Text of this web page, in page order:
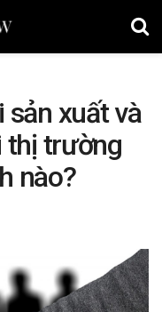
sản xuất và
thị trường
nào?